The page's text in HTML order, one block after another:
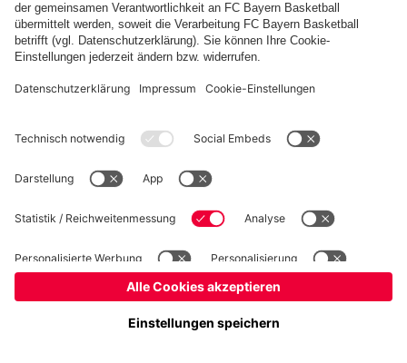
fcbayern.com Basketball Allianz Arena Media Center
© FC Bayern München AG – 2026
Datenschutz Nutzungsbedingungen
Kinder- und Jugendschutz
Hinweisgebersystem